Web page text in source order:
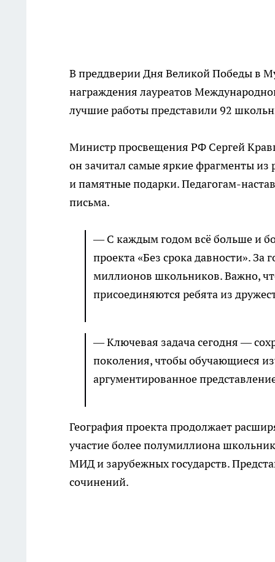
В преддверии Дня Великой Победы в
награждения лауреатов
лучшие работы представили 92
Министр просвещения РФ Сергей
он зачитал самые яркие фрагменты из
и памятные подарки. Педагогам-
письма.
— С каждым годом всё больше и
проекта «Без срока давности». За
миллионов школьников. Важно,
присоединяются ребята из
— Ключевая задача сегодня —
поколения, чтобы обучающиеся
аргументированное
География проекта продолжает
участие более полумиллиона
МИД и зарубежных государств.
сочинений.